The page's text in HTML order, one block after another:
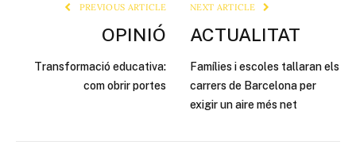
PREVIOUS ARTICLE
OPINIÓ
Transformació educativa:
com obrir portes
NEXT ARTICLE
ACTUALITAT
Famílies i escoles tallaran els
carrers de Barcelona per
exigir un aire més net